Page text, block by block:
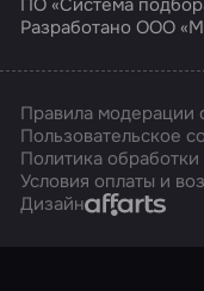
ПО «Система
Разработано ООО
Правила модерации
Пользовательское
Политика
Условия оплаты и
ДизайнAffarts